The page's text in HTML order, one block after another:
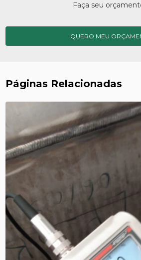
Faça seu
QUERO MEU
Páginas Relacionadas